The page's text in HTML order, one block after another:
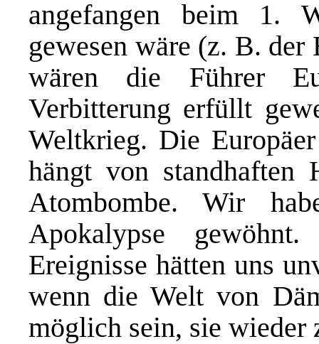
angefangen beim 1.
gewesen wäre (z. B.
wären die Führer
Verbitterung erfüllt
Weltkrieg. Die
hängt von
Atombombe. Wir
Apokalypse
Ereignisse hätten uns
wenn die Welt von
möglich sein, sie wieder